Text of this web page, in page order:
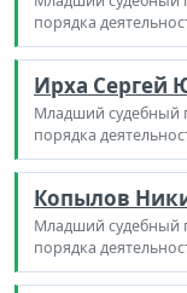
порядка
Ирха Сергей
Младший судебный
порядка
Копылов
Младший судебный
порядка